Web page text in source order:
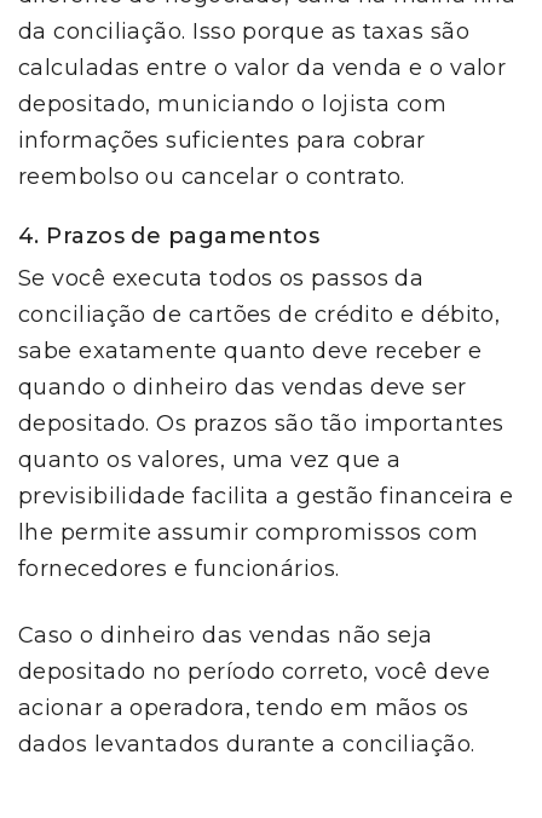
da conciliação. Isso porque as taxas são
calculadas entre o valor da venda e o valor
depositado, municiando o lojista com
informações suficientes para cobrar
reembolso ou cancelar o contrato.
4. Prazos de pagamentos
Se você executa todos os passos da
conciliação de cartões de crédito e débito,
sabe exatamente quanto deve receber e
quando o dinheiro das vendas deve ser
depositado. Os prazos são tão importantes
quanto os valores, uma vez que a
previsibilidade facilita a gestão financeira e
lhe permite assumir compromissos com
fornecedores e funcionários.
Caso o dinheiro das vendas não seja
depositado no período correto, você deve
acionar a operadora, tendo em mãos os
dados levantados durante a conciliação.